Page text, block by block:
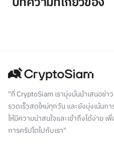
"ที่ CryptoSiam เรามุ่งมั่นนำเสนอข่า
รวดเร็วสดใหม่ทุกวัน และยังมุ่งเน้นก
ให้มีความน่าสนใจและเข้าถึงได้ง่าย
การคริปโตไปกับเรา"